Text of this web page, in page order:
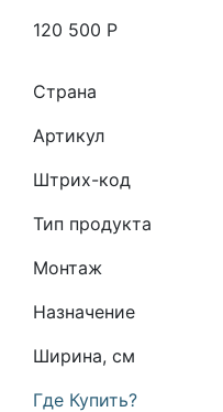
120 500 Р
Страна
Артикул
Штрих-код
Тип продукта
Монтаж
Назначение
Ширина, см
Где Купить?